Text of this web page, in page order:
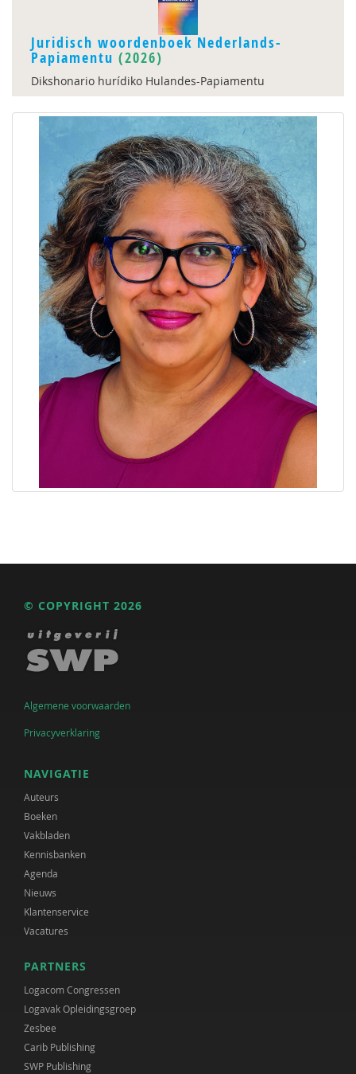
Juridisch woordenboek Nederlands-
Papiamentu (2026)
Dikshonario hurídiko Hulandes-Papiamentu
© COPYRIGHT 2026
Algemene voorwaarden
Privacyverklaring
NAVIGATIE
Auteurs
Boeken
Vakbladen
Kennisbanken
Agenda
Nieuws
Klantenservice
Vacatures
PARTNERS
Logacom Congressen
Logavak Opleidingsgroep
Zesbee
Carib Publishing
SWP Publishing